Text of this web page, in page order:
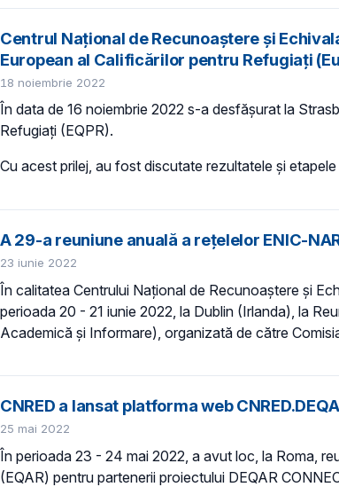
Centrul Național de Recunoaștere și
European al Calificărilor pentru Refugiați
18 noiembrie 2022
În data de 16 noiembrie 2022 s-a desfășurat la
Refugiați (EQPR).
Cu acest prilej, au fost discutate rezultatele și
A 29-a reuniune anuală a rețelelor ENIC-
23 iunie 2022
În calitatea Centrului Național de Recunoaștere și
perioada 20 - 21 iunie 2022, la Dublin (Irlanda), la
Academică și Informare), organizată de către
CNRED a lansat platforma web
25 mai 2022
În perioada 23 - 24 mai 2022, a avut loc, la Roma,
(EQAR) pentru partenerii proiectului DEQAR